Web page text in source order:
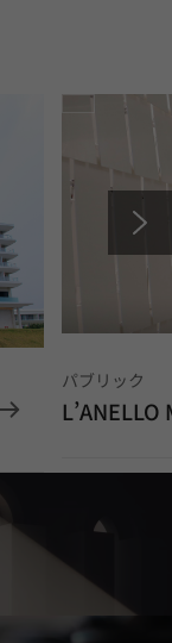
パブリック
L’ANELLO